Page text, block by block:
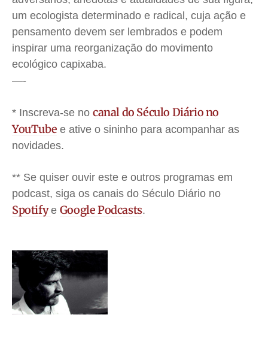
um ecologista determinado e radical, cuja ação e
pensamento devem ser lembrados e podem
inspirar uma reorganização do movimento
ecológico capixaba.
—-
* Inscreva-se no canal do Século Diário no
YouTube e ative o sininho para acompanhar as
novidades.
** Se quiser ouvir este e outros programas em
podcast, siga os canais do Século Diário no
Spotifye Google Podcasts.